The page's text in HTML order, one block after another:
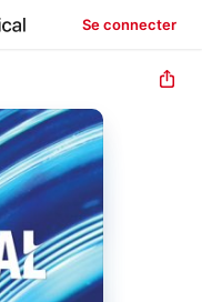
Se connecter